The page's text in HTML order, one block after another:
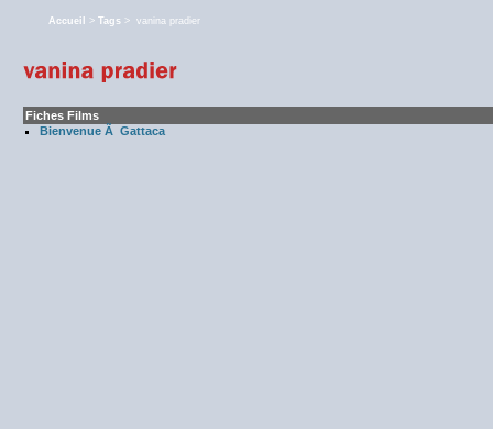
Accueil > Tags > vanina pradier
Fiches Films
Bienvenue Ã Gattaca